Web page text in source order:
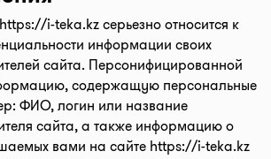
https://i-teka.kzсерьезно относится к
информации своих
сайта. Персонифицированной
содержащую персональные
ФИО, логин или название
сайта, а также информацию о
вами на сайте https://i-teka.kz